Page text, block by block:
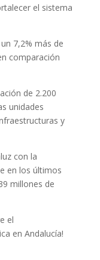
el sistema
7,2% más de
comparación
de 2.200
unidades
y
con la
en los últimos
millones de
el
en Andalucía!